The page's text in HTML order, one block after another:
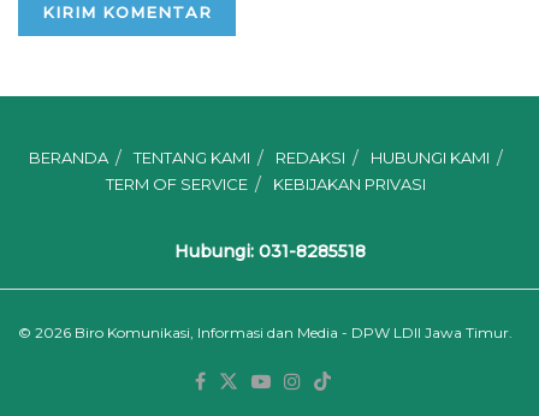
BERANDA TENTANG KAMI REDAKSI
HUBUNGI KAMI
TERM OF SERVICE
KEBIJAKAN PRIVASI
Hubungi: 031-8285518
© 2026 Biro Komunikasi, Informasi dan Media - DPW LDII Jawa Timur.